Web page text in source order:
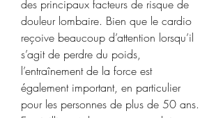
des principaux facteurs de risque de
douleur lombaire. Bien que le cardio
reçoive beaucoup d’attention lorsqu’il
s’agit de perdre du poids,
l’entraînement de la force est
également important, en particulier
pour les personnes de plus de 50 ans.